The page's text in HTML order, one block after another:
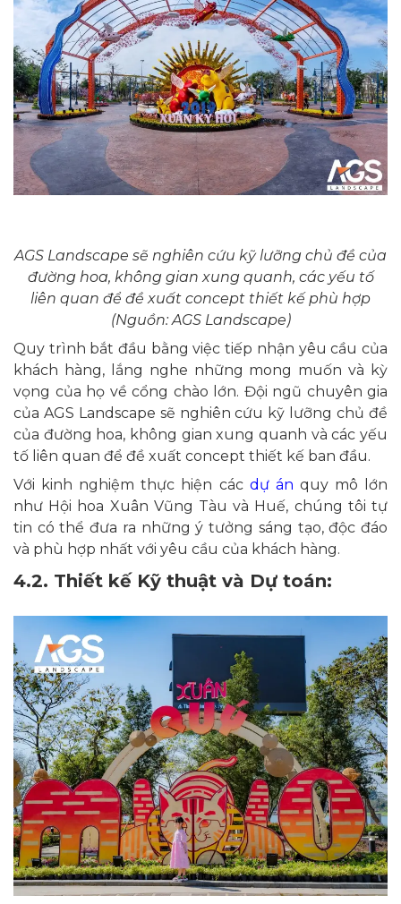
AGS Landscape sẽ nghiên cứu kỹ lưỡng chủ đề của
đường hoa, không gian xung quanh, các yếu tố
liên quan để đề xuất concept thiết kế phù hợp
(Nguồn: AGS Landscape)
Quy trình bắt đầu bằng việc tiếp nhận yêu cầu của
khách hàng, lắng nghe những mong muốn và kỳ
vọng của họ về cổng chào lớn. Đội ngũ chuyên gia
của AGS Landscape sẽ nghiên cứu kỹ lưỡng chủ đề
của đường hoa, không gian xung quanh và các yếu
tố liên quan để đề xuất concept thiết kế ban đầu.
Với kinh nghiệm thực hiện các dự án quy mô lớn
như Hội hoa Xuân Vũng Tàu và Huế, chúng tôi tự
tin có thể đưa ra những ý tưởng sáng tạo, độc đáo
và phù hợp nhất với yêu cầu của khách hàng.
4.2. Thiết kế Kỹ thuật và Dự toán: